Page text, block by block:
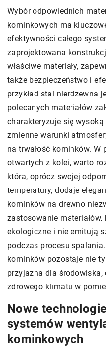
Wybór odpowiednich
kominkowych ma
efektywności całego
zaprojektowana
właściwe materiały,
także bezpieczeństwo i
przykład stal nierdzewna
polecanych materiałów
charakteryzuje się
zmienne warunki
na trwałość kominków. W
otwartych z kolei, warto
która, oprócz swojej
temperatury, dodaje
kominków na drewno
zastosowanie materiałów,
ekologiczne i nie emitują
podczas procesu
kominków pozostaje nie
przyjazna dla środowiska,
zdrowego klimatu w
Nowe
systemów
kominkowych